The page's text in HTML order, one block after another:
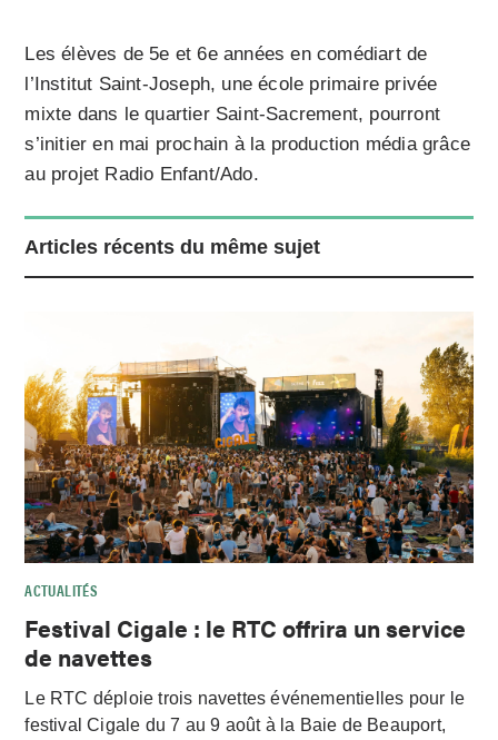
Les élèves de 5e et 6e années en comédiart de
l’Institut Saint-Joseph, une école primaire privée
mixte dans le quartier Saint-Sacrement, pourront
s’initier en mai prochain à la production média grâce
au projet Radio Enfant/Ado.
Articles récents du même sujet
ACTUALITÉS
Festival Cigale : le RTC offrira un service
de navettes
Le RTC déploie trois navettes événementielles pour le
festival Cigale du 7 au 9 août à la Baie de Beauport,